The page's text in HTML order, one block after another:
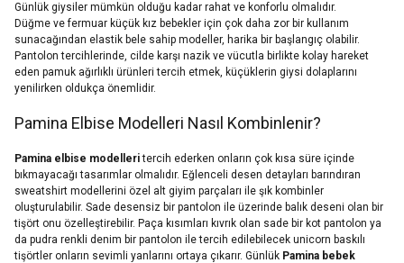
Günlük giysiler mümkün olduğu kadar rahat ve konforlu olmalıdır.
Düğme ve fermuar küçük kız bebekler için çok daha zor bir kullanım
sunacağından elastik bele sahip modeller, harika bir başlangıç olabilir.
Pantolon tercihlerinde, cilde karşı nazik ve vücutla birlikte kolay hareket
eden pamuk ağırlıklı ürünleri tercih etmek, küçüklerin giysi dolaplarını
yenilirken oldukça önemlidir.
Pamina Elbise Modelleri Nasıl Kombinlenir?
Pamina elbise modelleritercih ederken onların çok kısa süre içinde
bıkmayacağı tasarımlar olmalıdır. Eğlenceli desen detayları barındıran
sweatshirt modellerini özel alt giyim parçaları ile şık kombinler
oluşturulabilir. Sade desensiz bir pantolon ile üzerinde balık deseni olan bir
tişört onu özelleştirebilir. Paça kısımları kıvrık olan sade bir kot pantolon ya
da pudra renkli denim bir pantolon ile tercih edilebilecek unicorn baskılı
tişörtler onların sevimli yanlarını ortaya çıkarır. Günlük Pamina bebek